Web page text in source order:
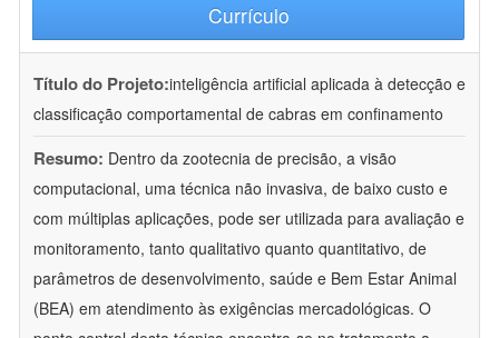
Currículo
Título do Projeto:inteligência artificial aplicada à detecção e
classificação comportamental de cabras em confinamento
Resumo: Dentro da zootecnia de precisão, a visão
computacional, uma técnica não invasiva, de baixo custo e
com múltiplas aplicações, pode ser utilizada para avaliação e
monitoramento, tanto qualitativo quanto quantitativo, de
parâmetros de desenvolvimento, saúde e Bem Estar Animal
(BEA) em atendimento às exigências mercadológicas. O